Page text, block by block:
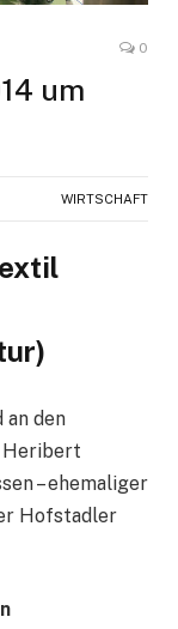
um
0
WIRTSCHAFT
an den
Heribert
– ehemaliger
Hofstadler